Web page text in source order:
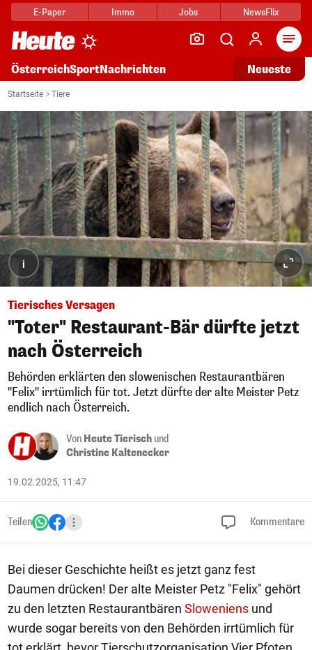
E-Paper Immo Jobs NewsFlix
ÖsterreichSportNachrichten Neueste
Startseite Tiere
i
Tierisches Versagen
"Toter" Restaurant-Bär dürfte jetzt
nach Österreich
Behörden erklärten den slowenischen Restaurantbären
"Felix" irrtümlich für tot. Jetzt dürfte der alte Meister Petz
endlich nach Österreich.
Von Heute Tierisch und
Christine Kaltenecker
19.02.2025, 11:47
Teilen Kommentare
Bei dieser Geschichte heißt es jetzt ganz fest
Daumen drücken! Der alte Meister Petz "Felix" gehört
zu den letzten Restaurantbären Sloweniens und
wurde sogar bereits von den Behörden irrtümlich für